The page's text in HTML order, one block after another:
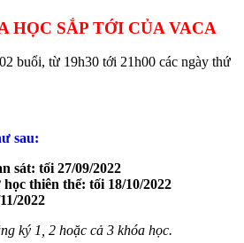
HỌC SẮP TỚI CỦA VACA
buổi, từ 19h30 tới 21h00 các ngày thứ
sau:
sát: tối 27/09/2022
thiên thể: tối 18/10/2022
2022
ký 1, 2 hoặc cả 3 khóa học.